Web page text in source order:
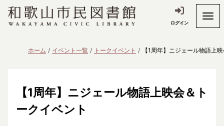
ログイン
ホーム イベント一覧 トークイベント 【1周年】ニジェール物語上
【1周年】ニジェール物語上映会＆ト
ークイベント